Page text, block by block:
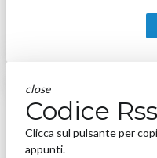
close
Codice Rss
Clicca sul pulsante per
appunti.